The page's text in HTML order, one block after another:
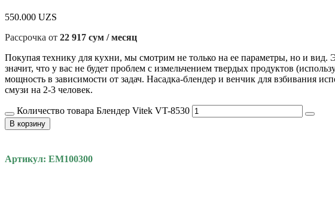
550.000 UZS
Рассрочка от 22 917 сум / месяц
Покупая технику для кухни, мы смотрим не только на ее параметры, но и
значит, что у вас не будет проблем с измельчением твердых продуктов
мощность в зависимости от задач. Насадка-блендер и венчик для взбивания
смузи на 2-3 человек.
Количество товара Блендер Vitek VT-8530
В корзину
Артикул: EM100300